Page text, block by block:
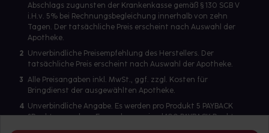
Abschlags zugunsten der Krankenkasse gemäß § 130 SGB V
i.H.v. 5% bei Rechnungsbegleichung innerhalb von zehn
Tagen. Der tatsächliche Preis erscheint nach Auswahl der
Apotheke.
2 Unverbindliche Preisempfehlung des Herstellers. Der
tatsächliche Preis erscheint nach Auswahl der Apotheke.
3 Alle Preisangaben inkl. MwSt., ggf. zzgl. Kosten für
Bringdienst der ausgewählten Apotheke.
4 Unverbindliche Angabe. Es werden pro Produkt 5 PAYBACK
°Punkte vergeben. Es werden maximal 100 PAYBACK Punkte